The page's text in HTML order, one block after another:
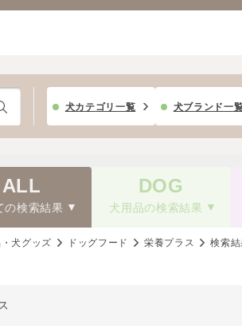
犬カテゴリ一覧 犬ブランド一
ALL
の検索結果
DOG
犬用品の検索結果
犬グッズ ドッグフード 栄養プラス 検索結